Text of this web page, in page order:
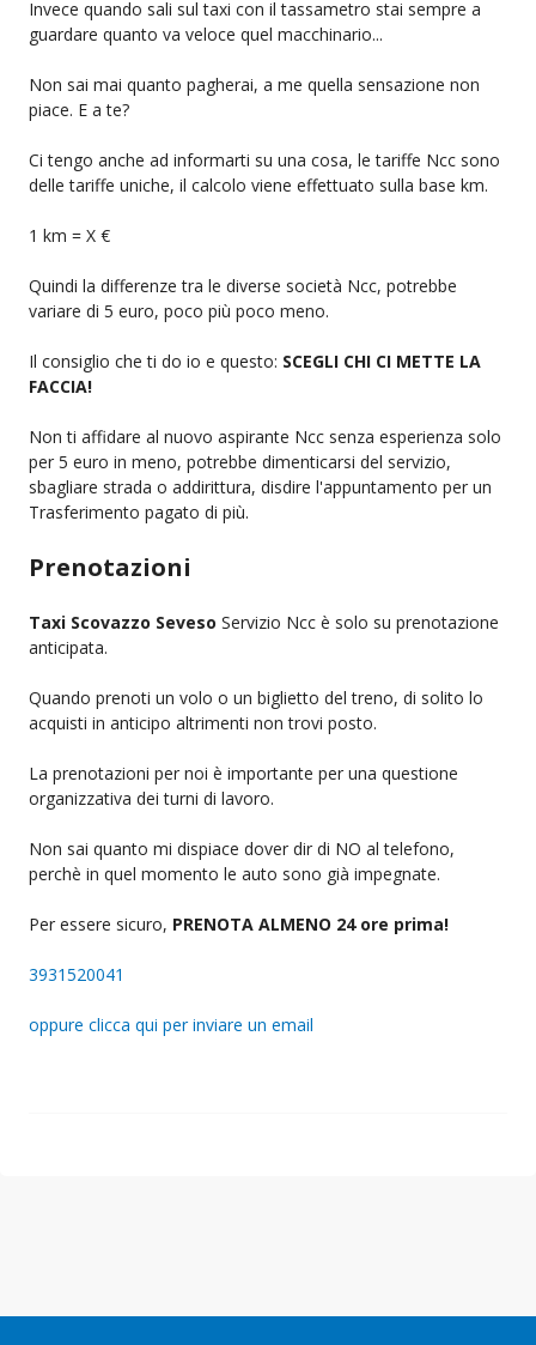
Invece quando sali sul taxi con il tassametro stai sempre a
guardare quanto va veloce quel macchinario...
Non sai mai quanto pagherai, a me quella sensazione non
piace. E a te?
Ci tengo anche ad informarti su una cosa, le tariffe Ncc sono
delle tariffe uniche, il calcolo viene effettuato sulla base km.
1 km = X €
Quindi la differenze tra le diverse società Ncc, potrebbe
variare di 5 euro, poco più poco meno.
Il consiglio che ti do io e questo: SCEGLI CHI CI METTE LA
FACCIA!
Non ti affidare al nuovo aspirante Ncc senza esperienza solo
per 5 euro in meno, potrebbe dimenticarsi del servizio,
sbagliare strada o addirittura, disdire l'appuntamento per un
Trasferimento pagato di più.
Prenotazioni
Taxi Scovazzo Seveso Servizio Ncc è solo su prenotazione
anticipata.
Quando prenoti un volo o un biglietto del treno, di solito lo
acquisti in anticipo altrimenti non trovi posto.
La prenotazioni per noi è importante per una questione
organizzativa dei turni di lavoro.
Non sai quanto mi dispiace dover dir di NO al telefono,
perchè in quel momento le auto sono già impegnate.
Per essere sicuro, PRENOTA ALMENO 24 ore prima!
3931520041
oppure clicca qui per inviare un email